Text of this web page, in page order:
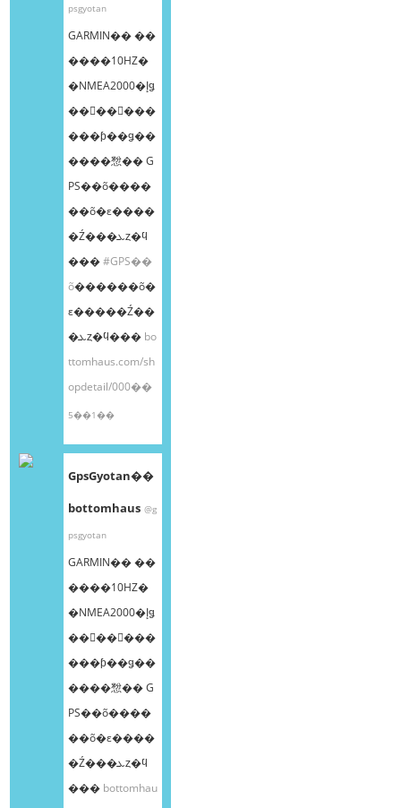
psgyotan
GARMIN�� ��
����10HZ�
�NMEA2000�إǥ
��󥰥��󥵡���
���ƥ��ǥ��
����㥹�� G
PS��õ����
��õ�ε����
�Ź���ܥȥ�ϥ
���#GPS��
õ������õ�
ε�����Ź��
�ܥȥ�ϥ��� bo
ttomhaus.com/sh
opdetail/000��
5��1��
GpsGyotan��
bottomhaus @g
psgyotan
GARMIN�� ��
����10HZ�
�NMEA2000�إǥ
��󥰥��󥵡���
���ƥ��ǥ��
����㥹�� G
PS��õ����
��õ�ε����
�Ź���ܥȥ�ϥ
��� bottomhau